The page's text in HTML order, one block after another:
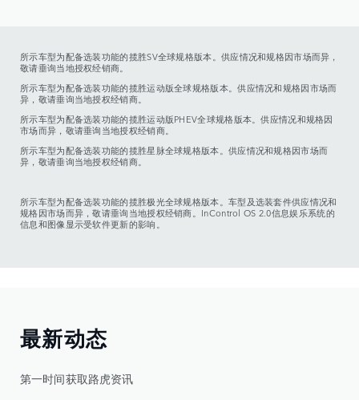
所示车型为配备选装功能的揽胜SV全球规格版本。供应情况和规格因市场而异，
敬请垂询当地授权经销商。
所示车型为配备选装功能的揽胜运动版全球规格版本。供应情况和规格因市场而
异，敬请垂询当地授权经销商。
所示车型为配备选装功能的揽胜运动版PHEV全球规格版本。供应情况和规格因
市场而异，敬请垂询当地授权经销商。
所示车型为配备选装功能的揽胜星脉全球规格版本。供应情况和规格因市场而
异，敬请垂询当地授权经销商。
所示车型为配备选装功能的揽胜极光全球规格版本。车型及选装套件供应情况和
规格因市场而异，敬请垂询当地授权经销商。InControl OS 2.0信息娱乐系统的
信息和图像显示受软件更新的影响。
最新动态
第一时间获取路虎资讯